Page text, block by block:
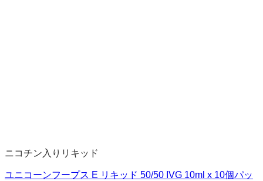
ニコチン入りリキッド
ユニコーンフープス E リキッド 50/50 IVG 10ml x 10個パッ